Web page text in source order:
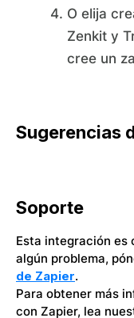
O elija
Zenkit y
cree un
Sugerencias
Soporte
Esta integración es
algún problema,
de Zapier.
Para obtener más
con Zapier, lea